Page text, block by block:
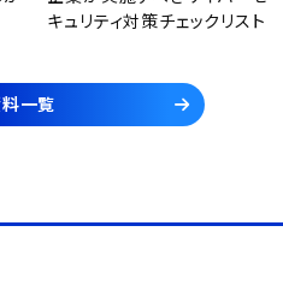
キュリティ対策チェックリスト
一覧